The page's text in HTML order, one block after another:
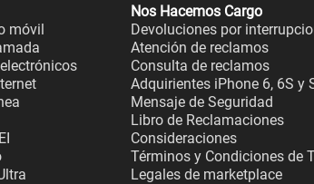
móvil
Nos Hacemos Cargo
Devoluciones por
Atención de reclamos
Consulta de reclamos
Adquirientes iPhone 6, 6S y
Mensaje de Seguridad
Libro de Reclamaciones
Consideraciones
Términos y Condiciones de
Legales de marketplace